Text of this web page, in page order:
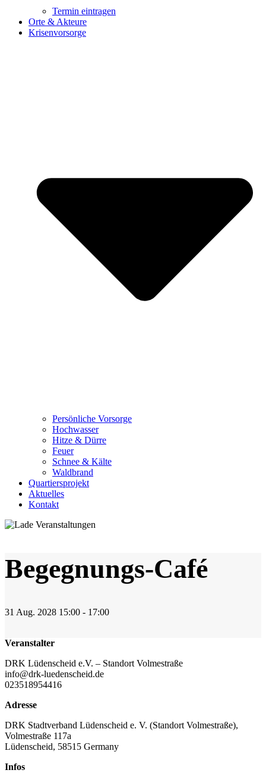
Termin eintragen
Orte & Akteure
Krisenvorsorge
Persönliche Vorsorge
Hochwasser
Hitze & Dürre
Feuer
Schnee & Kälte
Waldbrand
Quartiersprojekt
Aktuelles
Kontakt
Begegnungs-Café
31 Aug. 2028 15:00 - 17:00
Veranstalter
DRK Lüdenscheid e.V. – Standort Volmestraße
info@drk-luedenscheid.de
023518954416
Adresse
DRK Stadtverband Lüdenscheid e. V. (Standort Volmestraße),
Volmestraße 117a
Lüdenscheid, 58515 Germany
Infos